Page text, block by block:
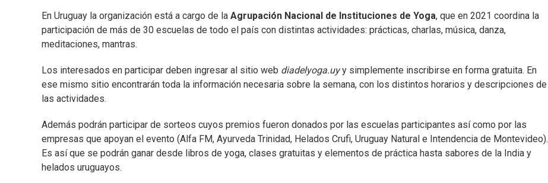
En Uruguay la organización está a cargo de la Agrupación Nacional de Instituciones de Yoga, que en 2021 coordina la
participación de más de 30 escuelas de todo el país con distintas actividades: prácticas, charlas, música, danza,
meditaciones, mantras.
Los interesados en participar deben ingresar al sitio web diadelyoga.uyy simplemente inscribirse en forma gratuita. En
ese mismo sitio encontrarán toda la información necesaria sobre la semana, con los distintos horarios y descripciones de
las actividades.
Además podrán participar de sorteos cuyos premios fueron donados por las escuelas participantes así como por las
empresas que apoyan el evento (Alfa FM, Ayurveda Trinidad, Helados Crufi, Uruguay Natural e Intendencia de Montevideo).
Es así que se podrán ganar desde libros de yoga, clases gratuitas y elementos de práctica hasta sabores de la India y
helados uruguayos.